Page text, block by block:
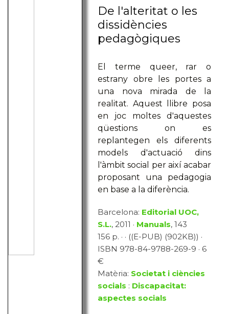
De l'alteritat o les
dissidències
pedagògiques
El terme queer, rar o
estrany obre les portes a
una nova mirada de la
realitat. Aquest llibre posa
en joc moltes d'aquestes
qüestions on es
replantegen els diferents
models d'actuació dins
l'àmbit social per així acabar
proposant una pedagogia
en base a la diferència.
Barcelona: Editorial UOC,
S.L., 2011 · Manuals, 143
156 p. · · ((E-PUB) (902KB)) ·
ISBN 978-84-9788-269-9 · 6
€
Matèria: Societat i ciències
socials : Discapacitat:
aspectes socials